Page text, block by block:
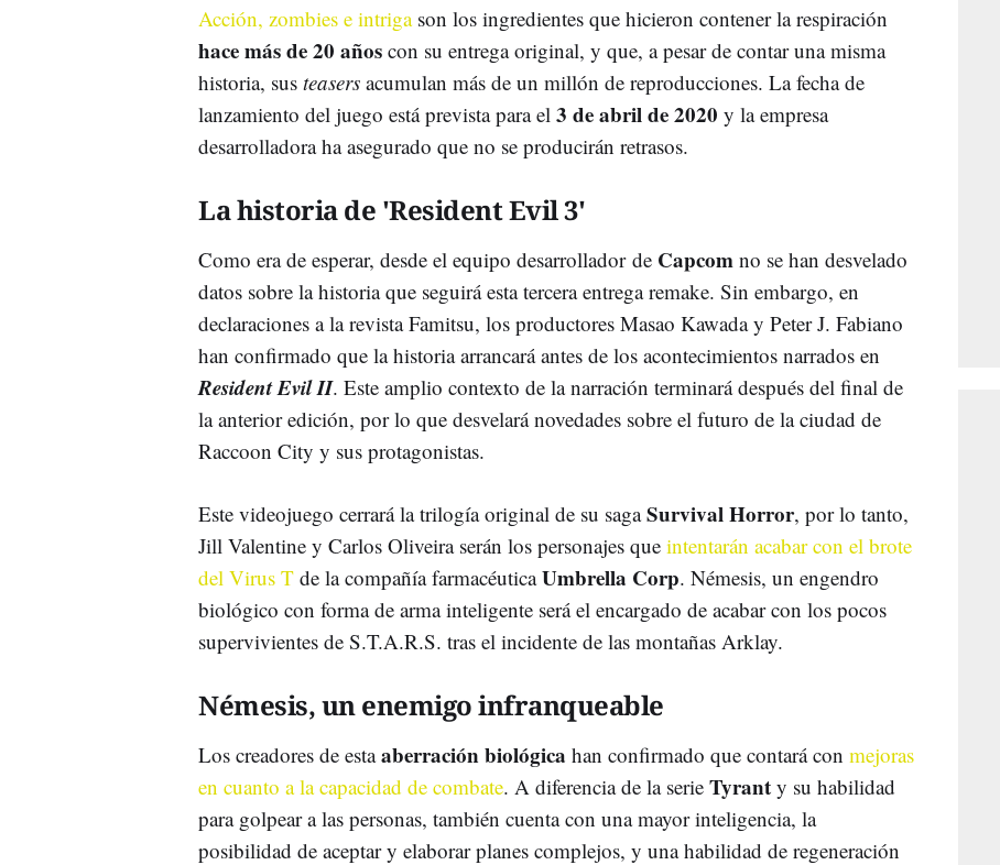
Acción, zombies e intrigason los ingredientes que hicieron contener la respiración
hace más de 20 años con su entrega original, y que, a pesar de contar una misma
historia, sus teasers acumulan más de un millón de reproducciones. La fecha de
lanzamiento del juego está prevista para el 3 de abril de 2020 y la empresa
desarrolladora ha asegurado que no se producirán retrasos.
La historia de 'Resident Evil 3'
Como era de esperar, desde el equipo desarrollador de Capcom no se han desvelado
datos sobre la historia que seguirá esta tercera entrega remake. Sin embargo, en
declaraciones a la revista Famitsu, los productores Masao Kawada y Peter J. Fabiano
han confirmado que la historia arrancará antes de los acontecimientos narrados en
Resident Evil II. Este amplio contexto de la narración terminará después del final de
la anterior edición, por lo que desvelará novedades sobre el futuro de la ciudad de
Raccoon City y sus protagonistas.
Este videojuego cerrará la trilogía original de su sagaSurvival Horror, por lo tanto,
Jill Valentine y Carlos Oliveira serán los personajes que intentarán acabar con el brote
del Virus T de la compañía farmacéuticaUmbrella Corp. Némesis, un engendro
biológico con forma de arma inteligente será el encargado de acabar con los pocos
supervivientes de S.T.A.R.S. tras el incidente de las montañas Arklay.
Némesis, un enemigo infranqueable
Los creadores de estaaberración biológica han confirmado que contará con mejoras
en cuanto a la capacidad de combate. A diferencia de la serie Tyrant y su habilidad
para golpear a las personas, también cuenta con una mayor inteligencia, la
posibilidad de aceptar y elaborar planes complejos, y una habilidad de regeneración